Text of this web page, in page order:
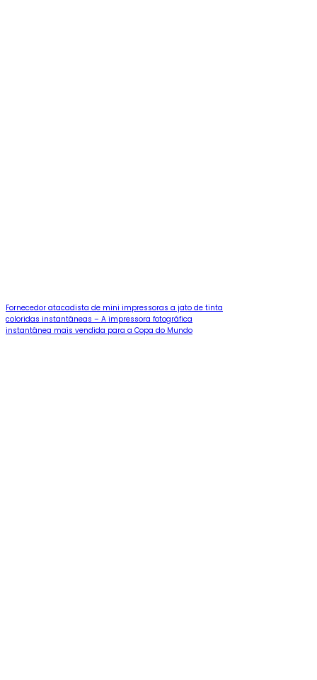
Fornecedor atacadista de mini impressoras a jato de tinta
coloridas instantâneas – A impressora fotográfica
instantânea mais vendida para a Copa do Mundo